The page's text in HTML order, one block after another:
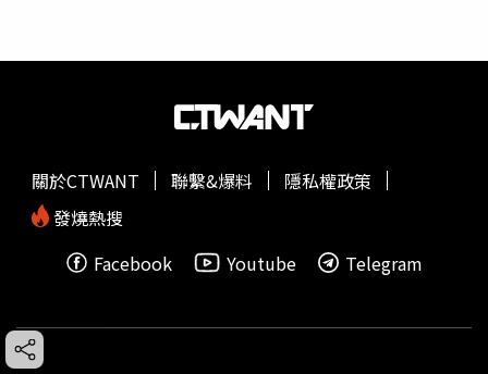
關於CTWANT 聯繫&爆料
隱私權政策
發燒熱搜
Facebook
Youtube Telegram